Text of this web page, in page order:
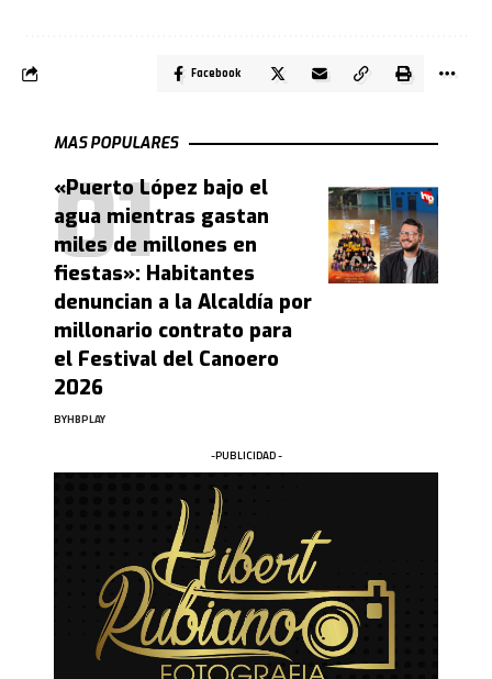
Facebook
MAS POPULARES
«Puerto López bajo el
agua mientras gastan
miles de millones en
fiestas»: Habitantes
denuncian a la Alcaldía por
millonario contrato para
el Festival del Canoero
2026
BYHBPLAY
-PUBLICIDAD -